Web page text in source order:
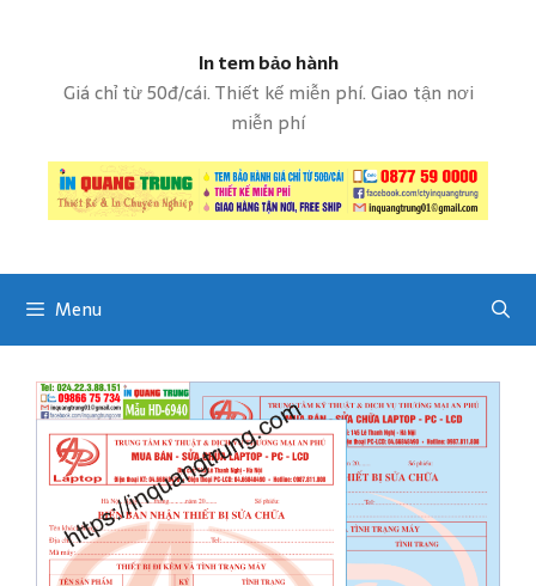
t
In tem bảo hành
Giá chỉ từ 50đ/cái. Thiết kế miễn phí. Giao tận nơi
miễn phí
Menu